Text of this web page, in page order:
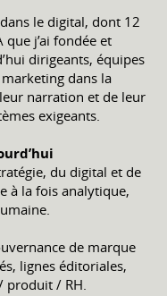
le digital, dont 12
que j’ai fondée et
dirigeants, équipes
dans la
narration et de leur
exigeants.
du digital et de
à la fois analytique,
de marque
lignes éditoriales,
produit / RH.